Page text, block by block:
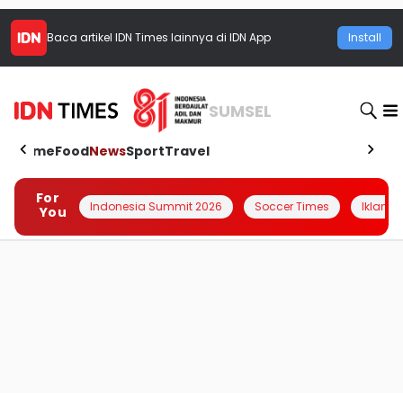
Baca artikel IDN Times lainnya di IDN App Install
SUMSEL
HomeFoodNewsSportTravel
For
You
Indonesia Summit 2026 Soccer Times Iklanin